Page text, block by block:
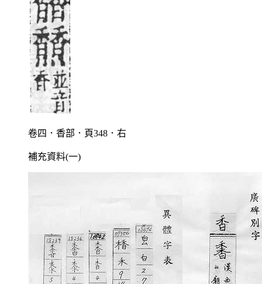
卷四．香部．頁348．右
補充資料(一)